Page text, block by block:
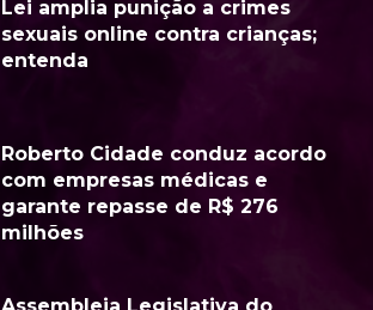
Lei amplia punição a crimes
sexuais online contra crianças;
entenda
Roberto Cidade conduz acordo
com empresas médicas e
garante repasse de R$ 276
milhões